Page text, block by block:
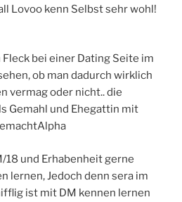
Lovoo kenn Selbst sehr wohl!
bei einer Dating Seite im
ob man dadurch wirklich
vermag oder nicht.. die
Gemahl und Ehegattin mit
18 und Erhabenheit gerne
lernen, Jedoch denn sera im
ist mit DM kennen lernen